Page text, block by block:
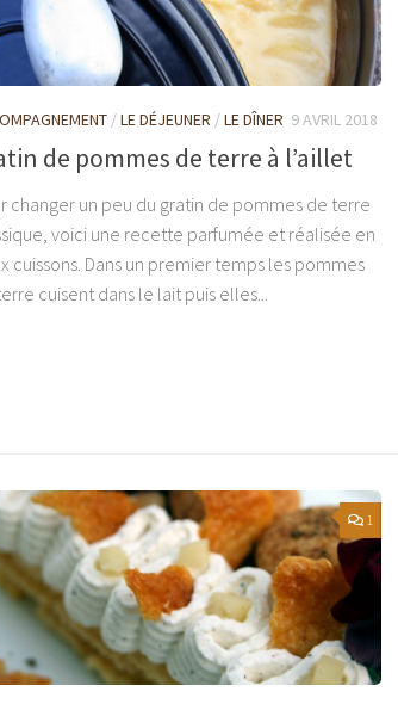
/LE DÉJEUNER /LE DÎNER 9 AVRIL 2018
de pommes de terre à l’aillet
changer un peu du gratin de pommes de terre
voici une recette parfumée et réalisée en
cuissons. Dans un premier temps les pommes
cuisent dans le lait puis elles...
1